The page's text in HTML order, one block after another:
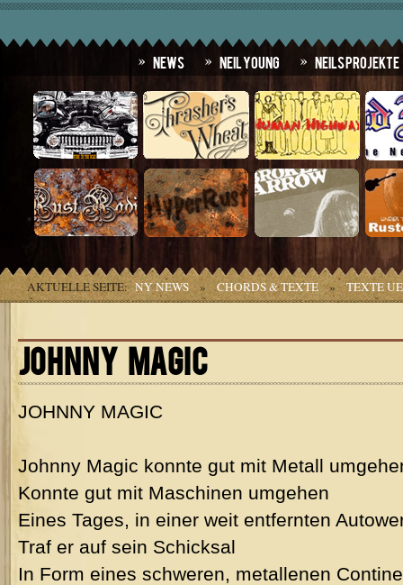
News Neil Young Neils Projekte
AKTUELLE SEITE: NY NEWS » CHORDS & TEXTE » TEXTE
JOHNNY MAGIC
JOHNNY MAGIC
Johnny Magic konnte gut mit Metall
Konnte gut mit Maschinen umgehen
Eines Tages, in einer weit entfernten
Traf er auf sein Schicksal
In Form eines schweren, metallenen